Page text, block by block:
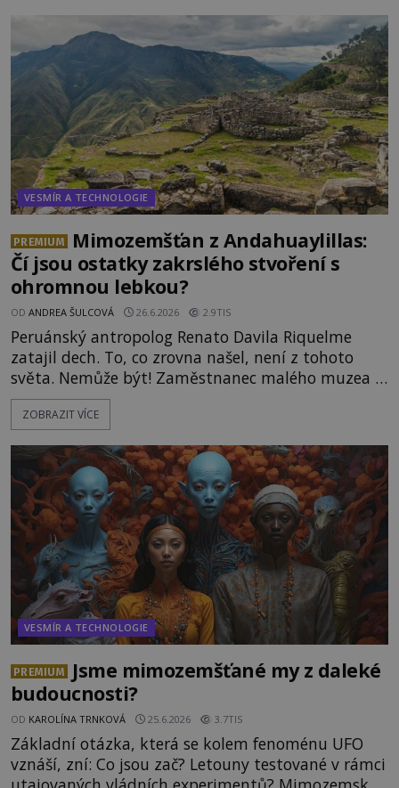
mohlo jít o návštěvu ze světa duchů. Záhadný
záznam okamžitě rozpoutal deb
VESMÍR A TECHNOLOGIE
PREMIUM
Mimozemšťan z Andahuaylillas:
Čí jsou ostatky zakrslého stvoření s
ohromnou lebkou?
OD ANDREA ŠULCOVÁ 26.6.2026 2.9TIS
Peruánský antropolog Renato Davila Riquelme
zatajil dech. To, co zrovna našel, není z tohoto
světa. Nemůže být! Zaměstnanec malého muzea v
peruánském městečku Andahuaylillas nedaleko
legendárního Cuzca pomalu sestupuje z posvátné
Právě nalezl ostatky dvou mimozemšťanů! Vědci
nad nálezem kroutí hlavou. Už na
ZOBRAZIT VÍCE
VESMÍR A TECHNOLOGIE
PREMIUM
Jsme mimozemšťané my z daleké
budoucnosti?
OD KAROLÍNA TRNKOVÁ 25.6.2026 3.7TIS
Základní otázka, která se kolem fenoménu UFO
vznáší, zní: Co jsou zač? Letouny testované v rámci